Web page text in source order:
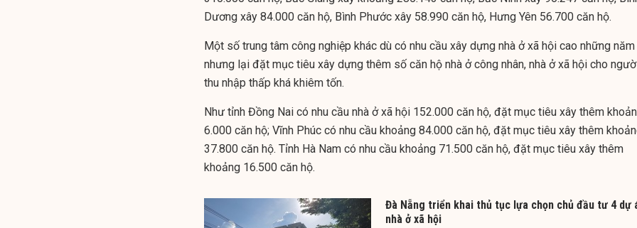
Dương xây 84.000 căn hộ, Bình Phước xây 58.990 căn hộ, Hưng Yên 56.700 căn hộ.
Một số trung tâm công nghiệp khác dù có nhu cầu xây dựng nhà ở xã hội cao những
nhưng lại đặt mục tiêu xây dựng thêm số căn hộ nhà ở công nhân, nhà ở xã hội cho
thu nhập thấp khá khiêm tốn.
Như tỉnh Đồng Nai có nhu cầu nhà ở xã hội 152.000 căn hộ, đặt mục tiêu xây thêm
6.000 căn hộ; Vĩnh Phúc có nhu cầu khoảng 84.000 căn hộ, đặt mục tiêu xây thêm
37.800 căn hộ. Tỉnh Hà Nam có nhu cầu khoảng 71.500 căn hộ, đặt mục tiêu xây thêm
khoảng 16.500 căn hộ.
Đà Nẵng triển khai thủ tục lựa chọn chủ đầu tư 4 dự
nhà ở xã hội